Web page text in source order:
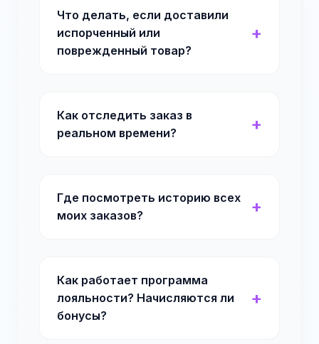
Что делать, если доставили
испорченный или
поврежденный товар?
Как отследить заказ в
реальном времени?
Где посмотреть историю всех
моих заказов?
Как работает программа
лояльности? Начисляются ли
бонусы?